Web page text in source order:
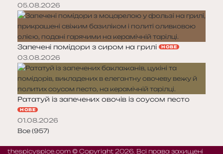
05.08.2026
Запечені помідори з сиром на грилі НОВЕ
03.08.2026
Рататуй із запечених овочів із соусом песто
НОВЕ
01.08.2026
Все (957)
thespicyspice.com © Copyright 2026. Всі права захищені